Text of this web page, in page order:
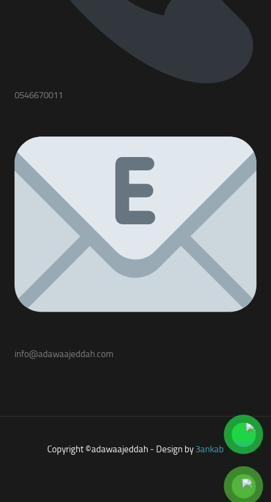
0546670011
info@adawaajeddah.com
Copyright ©adawaajeddah - Design by3ankab